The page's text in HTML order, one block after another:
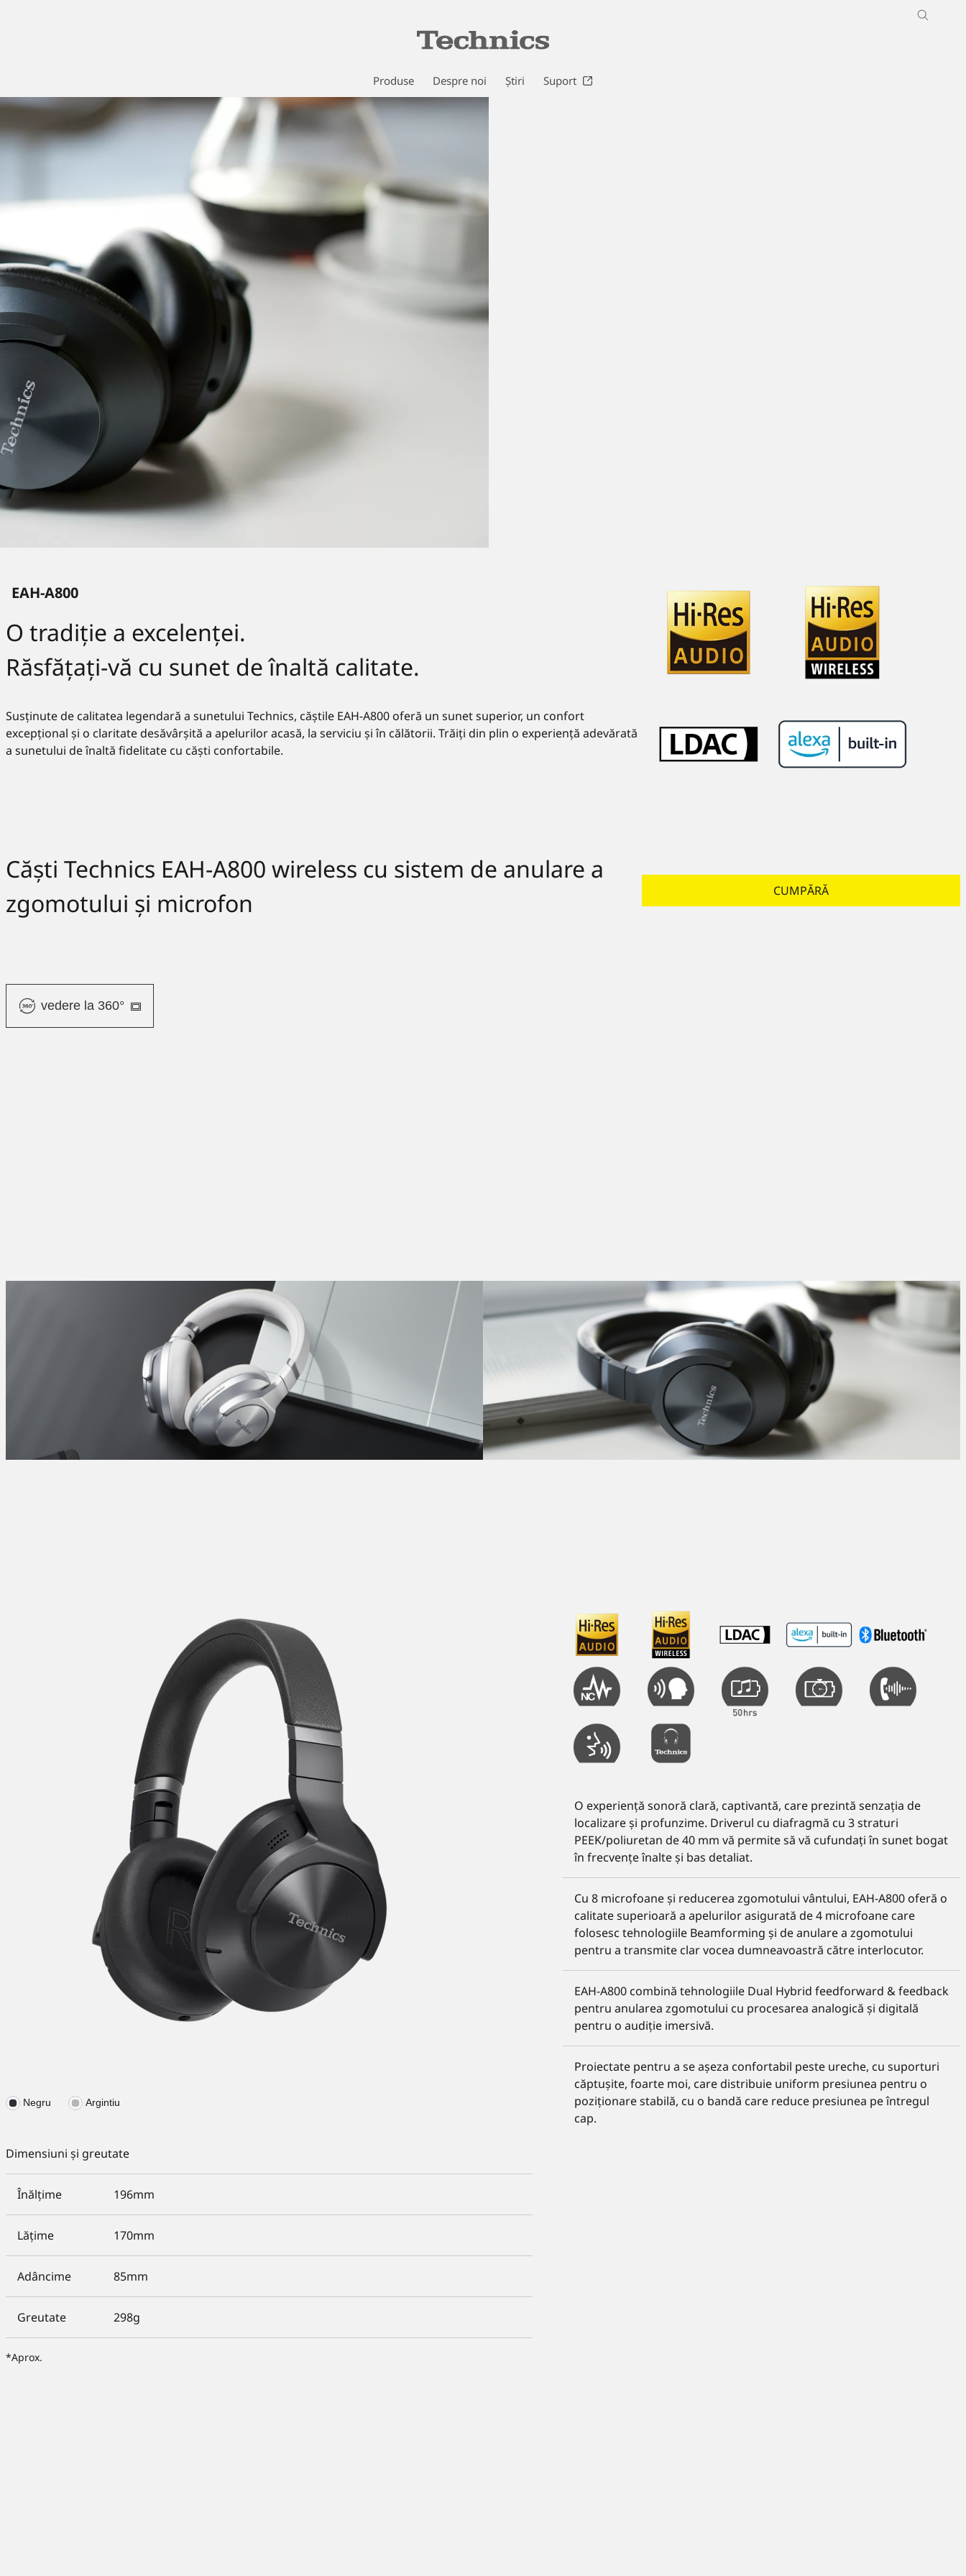
Produse Despre noi Știri Suport
Căști Technics EAH-A800 wireless cu sistem de anulare a
zgomotului și microfon
vedere la 360°
CUMPĂRĂ
EAH-A800
O tradiție a excelenței.
Răsfățați-vă cu sunet de înaltă calitate.
Susținute de calitatea legendară a sunetului Technics, căștile EAH-A800 oferă un sunet superior, un confort
excepțional și o claritate desăvârșită a apelurilor acasă, la serviciu și în călătorii. Trăiți din plin o experiență adevărată
a sunetului de înaltă fidelitate cu căști confortabile.
Negru Argintiu
Dimensiuni și greutate
Înălțime 196mm
Lățime 170mm
Adâncime 85mm
Greutate 298g
*Aprox.
O experiență sonoră clară, captivantă, care prezintă senzația de
localizare și profunzime. Driverul cu diafragmă cu 3 straturi
PEEK/poliuretan de 40 mm vă permite să vă cufundați în sunet bogat
în frecvențe înalte și bas detaliat.
Cu 8 microfoane și reducerea zgomotului vântului, EAH-A800 oferă o
calitate superioară a apelurilor asigurată de 4 microfoane care
folosesc tehnologiile Beamforming și de anulare a zgomotului
pentru a transmite clar vocea dumneavoastră către interlocutor.
EAH-A800 combină tehnologiile Dual Hybrid feedforward & feedback
pentru anularea zgomotului cu procesarea analogică și digitală
pentru o audiție imersivă.
Proiectate pentru a se așeza confortabil peste ureche, cu suporturi
căptușite, foarte moi, care distribuie uniform presiunea pentru o
poziționare stabilă, cu o bandă care reduce presiunea pe întregul
cap.